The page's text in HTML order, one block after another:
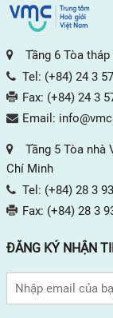
Tầng 6 Tòa
Tel: (+84) 24 3
Fax: (+84) 24 3
Email:
Tầng 5 Tòa nhà
Chí Minh
Tel: (+84) 28 3
Fax: (+84) 28 3
ĐĂNG KÝ NHẬN